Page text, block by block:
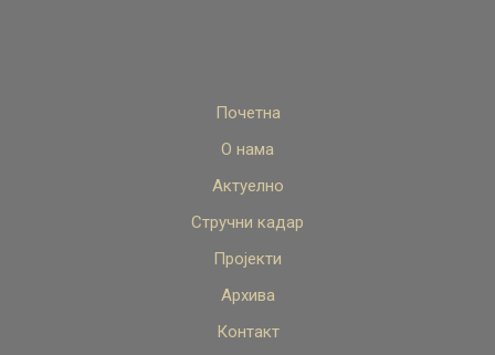
Почетна
О нама
Актуелно
Стручни кадар
Пројекти
Архива
Контакт